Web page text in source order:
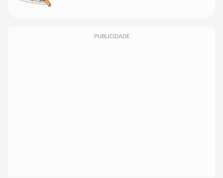
PUBLICIDADE